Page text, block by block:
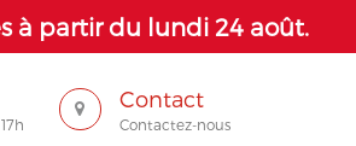
à partir du lundi 24 août.
Contact
Contactez-nous